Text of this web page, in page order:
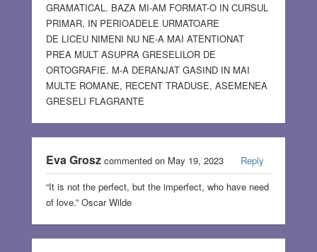
GRAMATICAL. BAZA MI-AM FORMAT-O IN CURSUL
PRIMAR, IN PERIOADELE URMATOARE
DE LICEU NIMENI NU NE-A MAI ATENTIONAT
PREA MULT ASUPRA GRESELILOR DE
ORTOGRAFIE. M-A DERANJAT GASIND IN MAI
MULTE ROMANE, RECENT TRADUSE, ASEMENEA
GRESELI FLAGRANTE
Eva Groszcommented on May 19, 2023
Reply
“It is not the perfect, but the imperfect, who have need
of love.” Oscar Wilde